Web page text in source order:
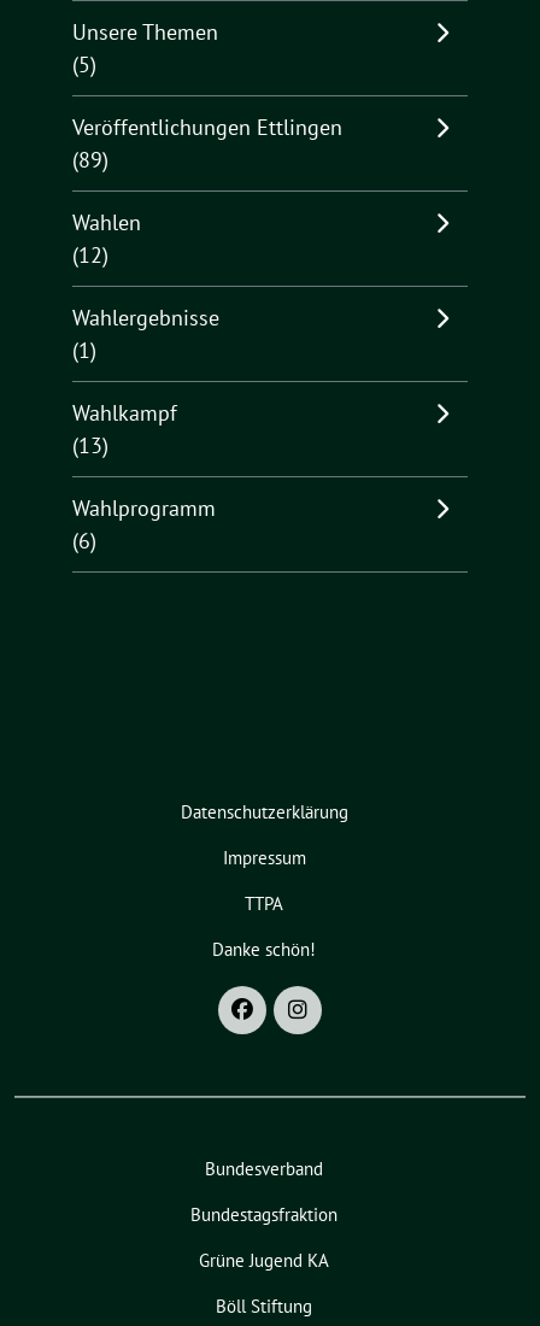
Unsere Themen
(5)
Veröffentlichungen Ettlingen
(89)
Wahlen
(12)
Wahlergebnisse
(1)
Wahlkampf
(13)
Wahlprogramm
(6)
Datenschutzerklärung
Impressum
TTPA
Danke schön!
Bundesverband
Bundestagsfraktion
Grüne Jugend KA
Böll Stiftung